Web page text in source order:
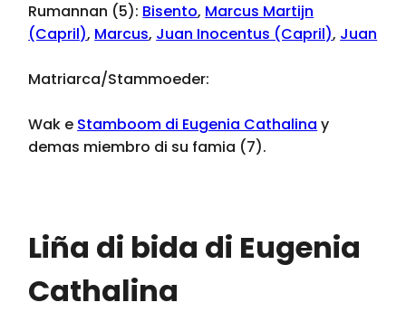
Rumannan (5): Bisento, Marcus Martijn
(Capril), Marcus, Juan Inocentus (Capril), Juan
Matriarca/Stammoeder:
Wak e Stamboom di Eugenia Cathalina y
demas miembro di su famia (7).
Liña di bida di Eugenia
Cathalina